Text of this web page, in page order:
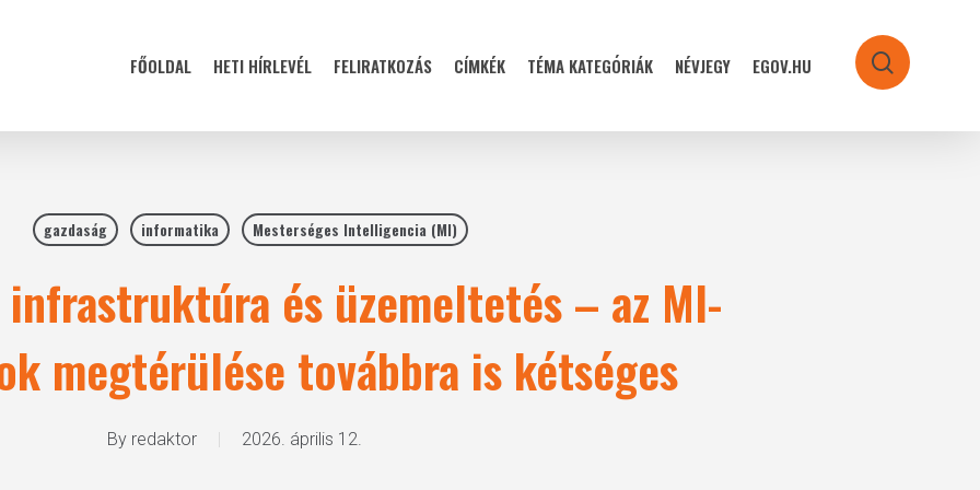
FŐOLDAL HETI HÍRLEVÉL FELIRATKOZÁS CÍMKÉK TÉMA KATEGÓRIÁK NÉVJEGY EGOV.HU search
gazdaság informatika Mesterséges Intelligencia (MI)
és üzemeltetés – az MI-
megtérülése továbbra is kétséges
By redaktor 2026. április 12.